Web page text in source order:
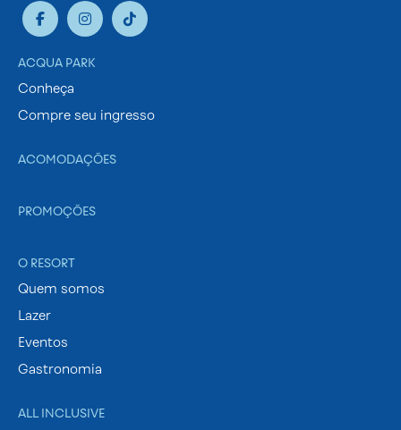
ACQUA PARK
Conheça
Compre seu ingresso
ACOMODAÇÕES
PROMOÇÕES
O RESORT
Quem somos
Lazer
Eventos
Gastronomia
ALL INCLUSIVE